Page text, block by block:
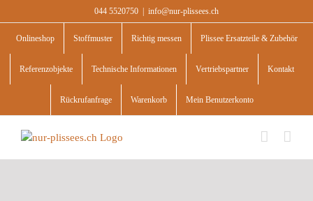
to
content
044 5520750 info@nur-plissees.ch
Onlineshop Stoffmuster Richtig messen Plissee Ersatzteile & Zubehör
Referenzobjekte Technische Informationen Vertriebspartner Kontakt
Rückrufanfrage Warenkorb Mein Benutzerkonto